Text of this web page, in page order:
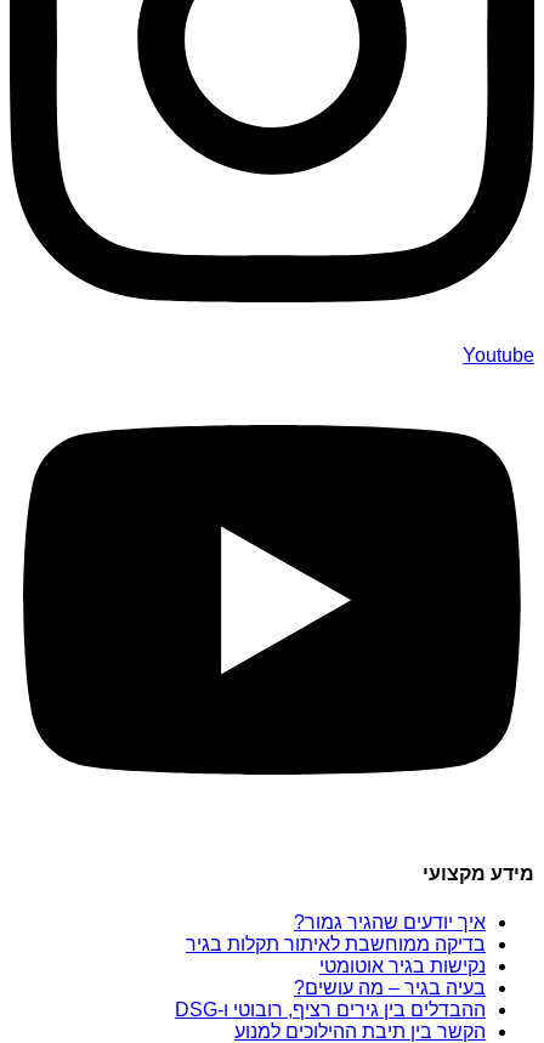
Youtube
מידע מקצועי
איך יודעים שהגיר גמור?
בדיקה ממוחשבת לאיתור תקלות בגיר
נקישות בגיר אוטומטי
בעיה בגיר – מה עושים?
ההבדלים בין גירים רציף, רובוטי ו-DSG
הקשר בין תיבת ההילוכים למנוע